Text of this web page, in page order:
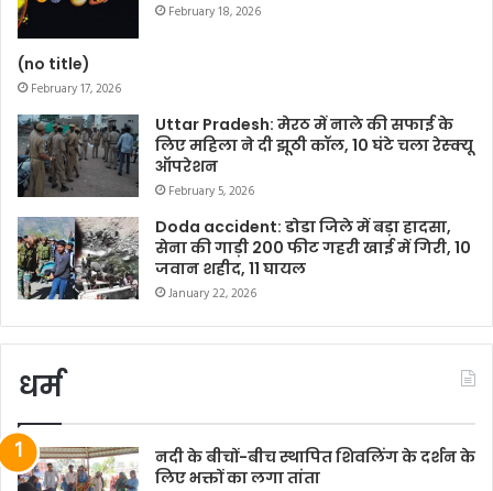
February 18, 2026
(no title)
February 17, 2026
Uttar Pradesh: मेरठ में नाले की सफाई के
लिए महिला ने दी झूठी कॉल, 10 घंटे चला रेस्क्यू
ऑपरेशन
February 5, 2026
Doda accident: डोडा जिले में बड़ा हादसा,
सेना की गाड़ी 200 फीट गहरी खाई में गिरी, 10
जवान शहीद, 11 घायल
January 22, 2026
धर्म
नदी के बीचों-बीच स्थापित शिवलिंग के दर्शन के
लिए भक्तों का लगा तांता